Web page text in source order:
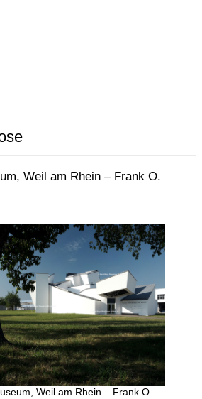
Weil am Rhein – Frank O.
Weil am Rhein – Frank O.